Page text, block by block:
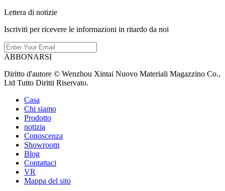
Lettera di notizie
Iscriviti per ricevere le informazioni in ritardo da noi
ABBONARSI
Diritto d'autore © Wenzhou Xintai Nuovo Materiali Magazzino Co.,
Ltd Tutto Diritti Riservato.
Casa
Chi siamo
Prodotto
notizia
Conoscenza
Showroom
Blog
Contattaci
VR
Mappa del sito